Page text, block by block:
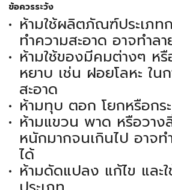
ข้อควรระวัง
ห้ามใช้ผลิตภัณฑ์ประเภท
ทำความสะอาด อาจทำล
ห้ามใช้ของมีคมต่างๆ ห
หยาบ เช่น ฝอยโลหะ ใน
สะอาด
ห้ามทุบ ตอก โยกหรือกร
ห้ามแขวน พาด หรือวา
หนักมากจนเกินไป อาจท
ได้
ห้ามดัดแปลง แก้ไข และ